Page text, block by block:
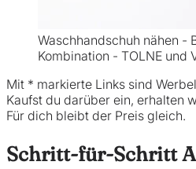
Waschhandschuh nähen -
Kombination - TOLNE und
Mit * markierte Links sind
Kaufst du darüber ein, erhalten
Für dich bleibt der Preis gleich.
Schritt-für-Schritt